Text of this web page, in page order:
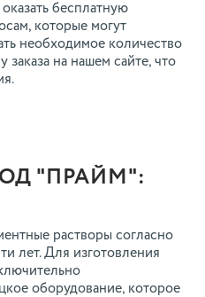
бесплатную
которые могут
необходимое количество
на нашем сайте, что
"ПРАЙМ":
растворы согласно
лет. Для изготовления
оборудование, которое